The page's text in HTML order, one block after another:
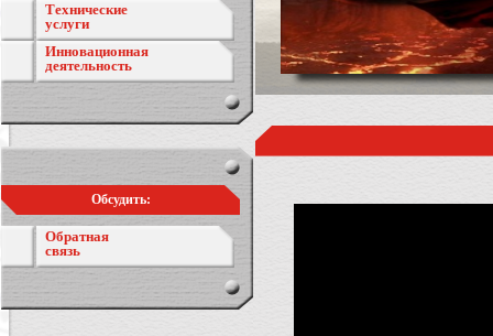
Технические
услуги
Инновационная
деятельность
Обсудить:
Обратная
связь